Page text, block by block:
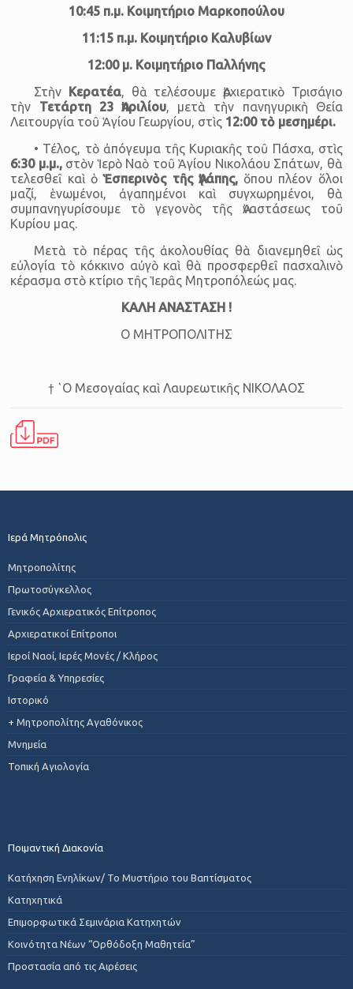
10:45 π.μ. Κοιμητήριο Μαρκοπούλου
11:15 π.μ. Κοιμητήριο Καλυβίων
12:00 μ. Κοιμητήριο Παλλήνης
Στὴν Κερατέα, θὰ τελέσουμε Ἀρχιερατικὸ Τρισάγιο
τὴν Τετάρτη 23 Ἀπριλίου, μετὰ τὴν πανηγυρικὴ Θεία
Λειτουργία τοῦ Ἁγίου Γεωργίου, στὶς 12:00 τὸ μεσημέρι.
• Τέλος, τὸ ἀπόγευμα τῆς Κυριακῆς τοῦ Πάσχα, στὶς
6:30 μ.μ.,στὸν Ἱερὸ Ναὸ τοῦ Ἁγίου Νικολάου Σπάτων, θὰ
τελεσθεῖ καὶ ὁἙσπερινὸς τῆς Ἀγάπης,ὅπου πλέον ὅλοι
μαζί, ἑνωμένοι, ἀγαπημένοι καὶ συγχωρημένοι, θὰ
συμπανηγυρίσουμε τὸ γεγονὸς τῆς Ἀναστάσεως τοῦ
Κυρίου μας.
Μετὰ τὸ πέρας τῆς ἀκολουθίας θὰ διανεμηθεῖ ὡς
εὐλογία τὸ κόκκινο αὐγὸ καὶ θὰ προσφερθεῖ πασχαλινὸ
κέρασμα στὸ κτίριο τῆς Ἱερᾶς Μητροπόλεώς μας.
ΚΑΛΗ ΑΝΑΣΤΑΣΗ !
Ο ΜΗΤΡΟΠΟΛΙΤΗΣ
† ῾Ο Μεσογαίας καὶ Λαυρεωτικῆς ΝΙΚΟΛΑΟΣ
Ιερά Μητρόπολις
Μητροπολίτης
Πρωτοσύγκελλος
Γενικός Αρχιερατικός Επίτροπος
Αρχιερατικοί Επίτροποι
Ιεροί Ναοί, Ιερές Μονές / Κλήρος
Γραφεία & Υπηρεσίες
Ιστορικό
+ Μητροπολίτης Αγαθόνικος
Μνημεία
Τοπική Αγιολογία
Ποιμαντική Διακονία
Κατήχηση Ενηλίκων/ Το Μυστήριο του Βαπτίσματος
Κατηχητικά
Επιμορφωτικά Σεμινάρια Κατηχητών
Κοινότητα Νέων “Ορθόδοξη Μαθητεία”
Προστασία από τις Αιρέσεις